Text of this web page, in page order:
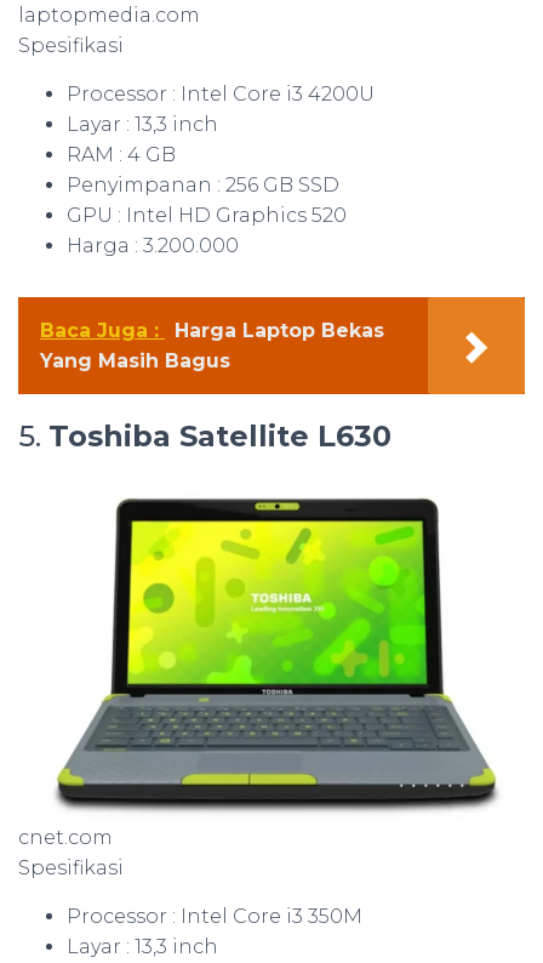
laptopmedia.com
Spesifikasi
Processor : Intel Core i3 4200U
Layar : 13,3 inch
RAM : 4 GB
Penyimpanan : 256 GB SSD
GPU : Intel HD Graphics 520
Harga : 3.200.000
Baca Juga :
Harga Laptop Bekas
Yang Masih Bagus
5. Toshiba Satellite L630
cnet.com
Spesifikasi
Processor : Intel Core i3 350M
Layar : 13,3 inch